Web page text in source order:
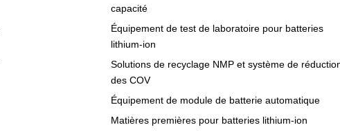
capacité
Équipement de test de laboratoire pour batteries
lithium-ion
Solutions de recyclage NMP et système de
des COV
Équipement de module de batterie automatique
Matières premières pour batteries lithium-ion